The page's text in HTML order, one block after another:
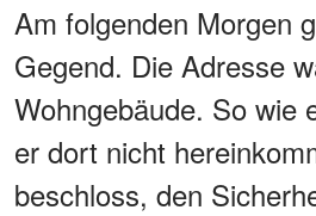
Am folgenden Morgen
Gegend. Die Adresse
Wohngebäude. So wie
er dort nicht
beschloss, den